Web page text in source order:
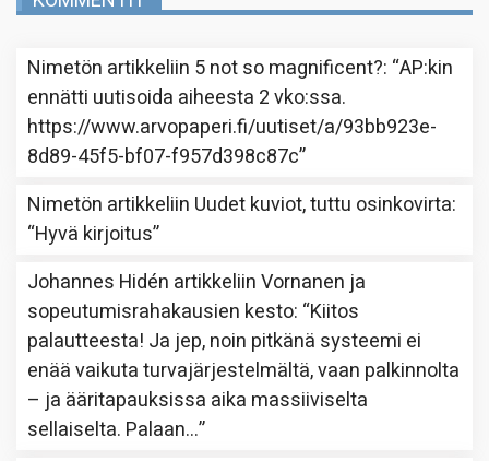
Nimetön artikkeliin 5 not so magnificent?: “AP:kin
ennätti uutisoida aiheesta 2 vko:ssa.
https://www.arvopaperi.fi/uutiset/a/93bb923e-
8d89-45f5-bf07-f957d398c87c”
Nimetön artikkeliin Uudet kuviot, tuttu osinkovirta:
“Hyvä kirjoitus”
Johannes Hidén artikkeliinVornanen ja
sopeutumisrahakausien kesto: “Kiitos
palautteesta! Ja jep, noin pitkänä systeemi ei
enää vaikuta turvajärjestelmältä, vaan palkinnolta
– ja ääritapauksissa aika massiiviselta
sellaiselta. Palaan…”